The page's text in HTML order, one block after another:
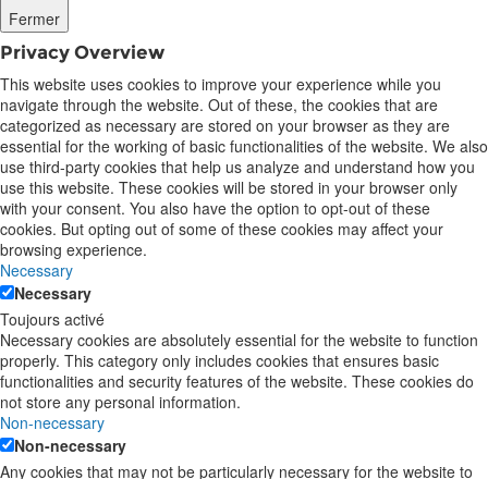
Fermer
Privacy Overview
This website uses cookies to improve your experience while you
navigate through the website. Out of these, the cookies that are
categorized as necessary are stored on your browser as they are
essential for the working of basic functionalities of the website. We also
use third-party cookies that help us analyze and understand how you
use this website. These cookies will be stored in your browser only
with your consent. You also have the option to opt-out of these
cookies. But opting out of some of these cookies may affect your
browsing experience.
Necessary
Necessary
Toujours activé
Necessary cookies are absolutely essential for the website to function
properly. This category only includes cookies that ensures basic
functionalities and security features of the website. These cookies do
not store any personal information.
Non-necessary
Non-necessary
Any cookies that may not be particularly necessary for the website to